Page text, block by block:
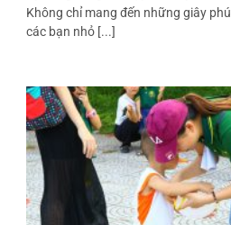
Không chỉ mang đến những giây
các bạn nhỏ [...]